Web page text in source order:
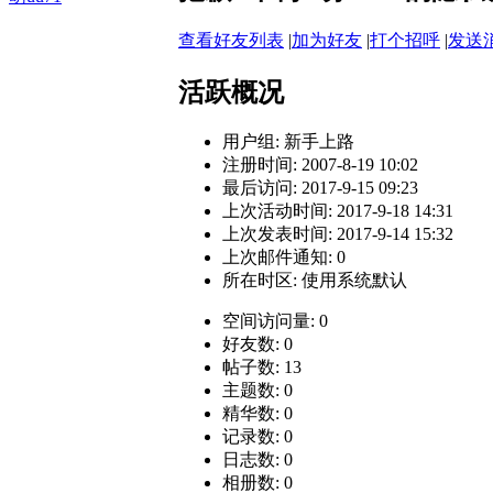
查看好友列表 |加为好友 |打个招呼 |发送
活跃概况
用户组: 新手上路
注册时间: 2007-8-19 10:02
最后访问: 2017-9-15 09:23
上次活动时间: 2017-9-18 14:31
上次发表时间: 2017-9-14 15:32
上次邮件通知: 0
所在时区: 使用系统默认
空间访问量: 0
好友数: 0
帖子数: 13
主题数: 0
精华数: 0
记录数: 0
日志数: 0
相册数: 0